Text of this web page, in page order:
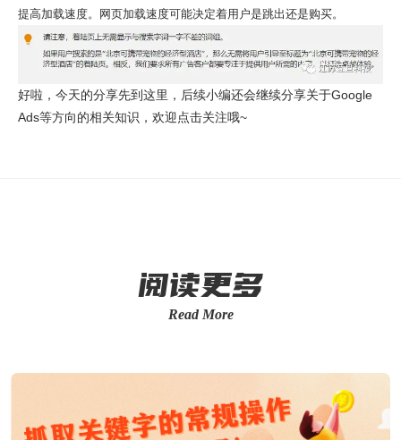
提高加载速度。网页加载速度可能决定着用户是跳出还是购买。
好啦，今天的分享先到这里，后续小编还会继续分享关于Google
Ads等方向的相关知识，欢迎点击关注哦~
阅读更多
Read More